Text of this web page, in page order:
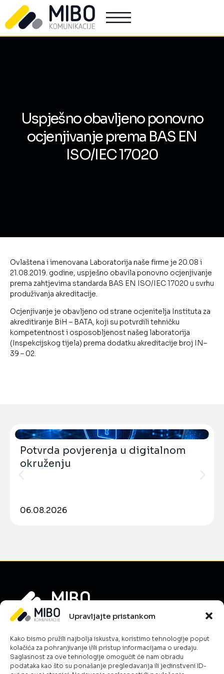
Upravljajte pristankom
Kako bismo pružili najbolja iskustva, koristimo tehnologije poput
kolačića za pohranjivanje i/ili pristup informacijama o uređaju.
Saglasnost za ove tehnologije omogućit će nam obradu
podataka kao što su ponašanje pregledavanja ili jedinstveni ID-
Uspješno obavljeno ponovno
ocjenjivanje prema BAS EN
ISO/IEC 17020
Ovlaštena i imenovana Laboratorija naše firme je 20.08 i
21.08.2019. godine, uspješno obavila ponovno ocjenjivanje
prema zahtjevima standarda BAS EN ISO/IEC 17020 u svrhu
produživanja akreditacije.
Ocjenjivanje je obavljeno od strane ocjenitelja Instituta za
akreditiranje BiH – BATA, koji su potvrdili tehničku
kompetentnost i osposobljenost našeg laboratorija
(Inspekcijskog tijela) prema dodatku akreditacije broj IN–
39 – 02.
Potvrda povjerenja u digitalnom
okruženju
06.08.2026
O nama
Novosti
Karijera